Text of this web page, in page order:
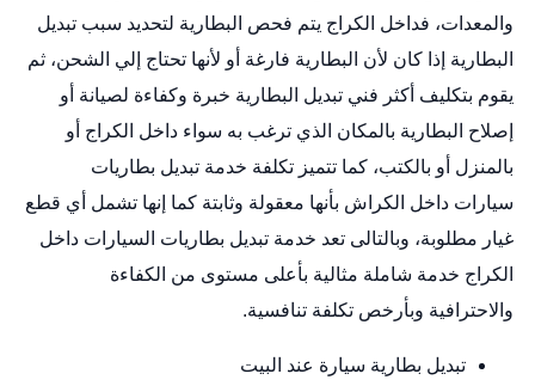
والمعدات، فداخل الكراج يتم فحص البطارية لتحديد سبب تبديل
البطارية إذا كان لأن البطارية فارغة أو لأنها تحتاج إلي الشحن، ثم
يقوم بتكليف أكثر فني تبديل البطارية خبرة وكفاءة لصيانة أو
إصلاح البطارية بالمكان الذي ترغب به سواء داخل الكراج أو
بالمنزل أو بالكتب، كما تتميز تكلفة خدمة تبديل بطاريات
سيارات داخل الكراش بأنها معقولة وثابتة كما إنها تشمل أي قطع
غيار مطلوبة، وبالتالى تعد خدمة تبديل بطاريات السيارات داخل
الكراج خدمة شاملة مثالية بأعلى مستوى من الكفاءة
والاحترافية وبأرخص تكلفة تنافسية.
تبديل بطارية سيارة عند البيت